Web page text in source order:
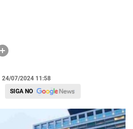
24/07/2024 11:58
SIGA NO